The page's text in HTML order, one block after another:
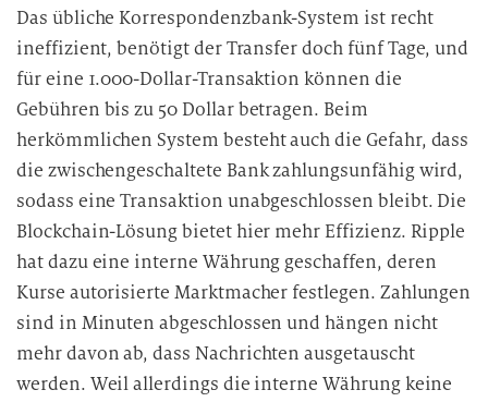
t
e
n
v
e
r
a
e
i
t
u
Das übliche Korrespondenzbank-System ist recht
ineffizient, benötigt der Transfer doch fünf Tage, und
für eine 1.000-Dollar-Transaktion können die
Gebühren bis zu 50 Dollar betragen. Beim
herkömmlichen System besteht auch die Gefahr, dass
die zwischengeschaltete Bank zahlungsunfähig wird,
sodass eine Transaktion unabgeschlossen bleibt. Die
Blockchain-Lösung bietet hier mehr Effizienz. Ripple
hat dazu eine interne Währung geschaffen, deren
Kurse autorisierte Marktmacher festlegen. Zahlungen
sind in Minuten abgeschlossen und hängen nicht
mehr davon ab, dass Nachrichten ausgetauscht
werden. Weil allerdings die interne Währung keine